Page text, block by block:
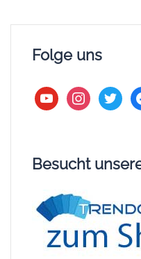
Folge uns
youtubeinstagram
twitter
Besucht